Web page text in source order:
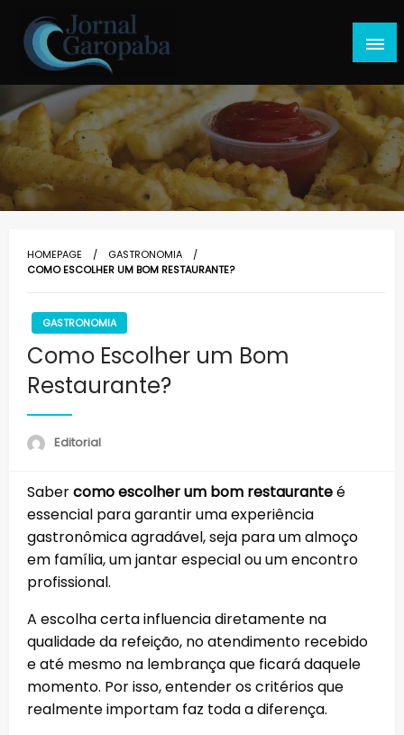
content
Jornal Garopaba
HOMEPAGE
GASTRONOMIA
COMO ESCOLHER UM BOM RESTAURANTE?
GASTRONOMIA
Como Escolher um Bom
Restaurante?
Editorial
Sabercomo escolher um bom restauranteé
essencial para garantir uma experiência
gastronômica agradável, seja para um almoço
em família, um jantar especial ou um encontro
profissional.
A escolha certa influencia diretamente na
qualidade da refeição, no atendimento recebido
e até mesmo na lembrança que ficará daquele
momento. Por isso, entender os critérios que
realmente importam faz toda a diferença.